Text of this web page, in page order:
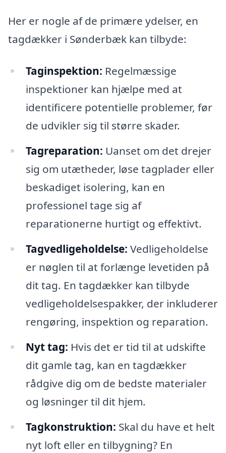
Her er nogle af de primære ydelser, en
tagdækker i Sønderbæk kan tilbyde:
Taginspektion: Regelmæssige
inspektioner kan hjælpe med at
identificere potentielle problemer, før
de udvikler sig til større skader.
Tagreparation: Uanset om det drejer
sig om utætheder, løse tagplader eller
beskadiget isolering, kan en
professionel tage sig af
reparationerne hurtigt og effektivt.
Tagvedligeholdelse: Vedligeholdelse
er nøglen til at forlænge levetiden på
dit tag. En tagdækker kan tilbyde
vedligeholdelsespakker, der inkluderer
rengøring, inspektion og reparation.
Nyt tag: Hvis det er tid til at udskifte
dit gamle tag, kan en tagdækker
rådgive dig om de bedste materialer
og løsninger til dit hjem.
Tagkonstruktion: Skal du have et helt
nyt loft eller en tilbygning? En